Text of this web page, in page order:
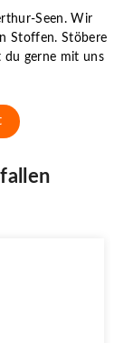
Seen. Wir
Stoffen. Stöbere
du gerne mit uns